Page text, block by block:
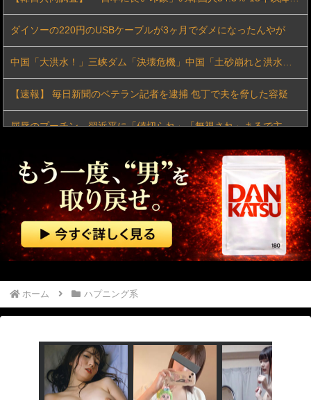
ダイソーの220円のUSBケーブルが3ヶ月でダメになったんやが
【速報】 毎日新聞のベテラン記者を逮捕 包丁で夫を脅した容疑
屈辱のプーチン、習近平に「値切られ」「無視され」まるで主従関係…ロシアが中国の属国になりつつある！
【動画】 野菜売りのおじさんにドローンを特攻させるおそロシア。
【イギリス】 駐車場で女同士の乱闘騒ぎが勃発
【動画】 ＡＩで「パルクール映像」を作ったらなんかコワい結果に…ｗ！！
私が掃除機をかけていた。無職の彼が床で寝ていた → 外では生きていけないダメ男はこちらです…
【ホリミヤ】 吉川由紀ちゃんとハメ撮りえ●ち♥
七咲逢と援交生ハメ交渉♥️????♥️????♥️
ホーム ハプニング系